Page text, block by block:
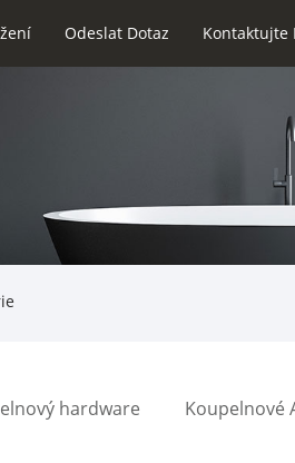
Odeslat Dotaz Kontaktujte
hardware Koupelnové